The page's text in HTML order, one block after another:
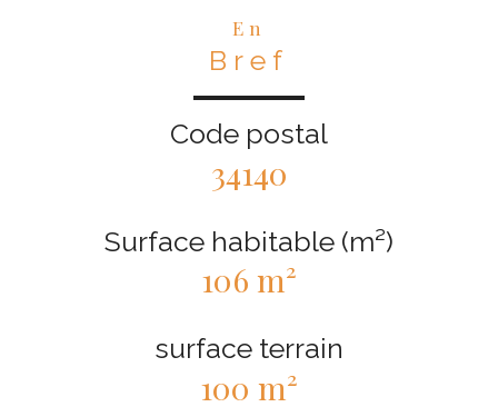
En
Bref
Code postal
34140
Surface habitable (m²)
106 m²
surface terrain
100 m²